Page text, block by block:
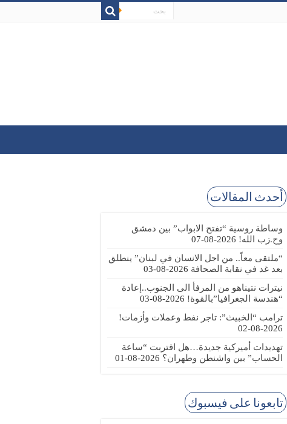
أحدث المقالات
وساطة روسية “تفتح الابواب” بين دمشق
وح.زب الله! 2026-08-07
“ملتقى معاً.. من اجل الانسان في لبنان” ينطلق
بعد غد في نقابة الصحافة 2026-08-03
نيترات نتيناهو من المرفأ الى الجنوب..إعادة
“هندسة الجغرافيا”بالقوة! 2026-08-03
ترامب “الخبيث”: تاجر نفط وعملات وأزمات!
2026-08-02
تهديدات أميركية جديدة…هل اقتربت “ساعة
الحساب” بين واشنطن وطهران؟ 2026-08-01
تابعونا على فيسبوك